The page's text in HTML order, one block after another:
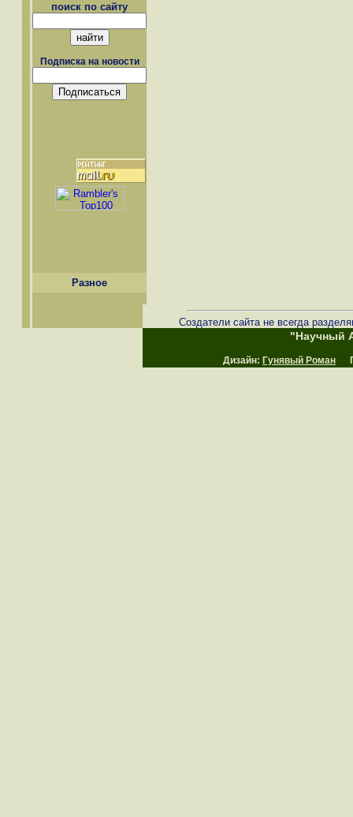
поиск по сайту
Подписка на новости
Разное
Создатели сайта не всегда
"Научный
Дизайн: Гунявый Роман